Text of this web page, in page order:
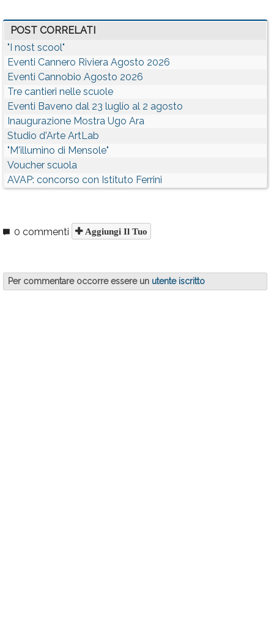
POST CORRELATI
"I nost scool"
Eventi Cannero Riviera Agosto 2026
Eventi Cannobio Agosto 2026
Tre cantieri nelle scuole
Eventi Baveno dal 23 luglio al 2 agosto
Inaugurazione Mostra Ugo Ara
Studio d'Arte ArtLab
"M'illumino di Mensole"
Voucher scuola
AVAP: concorso con Istituto Ferrini
0 commenti Aggiungi Il Tuo
Per commentare occorre essere un utente iscritto